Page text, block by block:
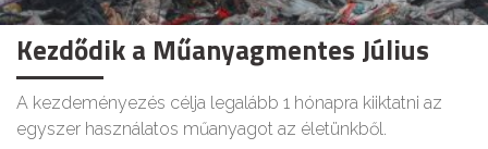
Kezdődik a Műanyagmentes Július
A kezdeményezés célja legalább 1 hónapra kiiktatni az
egyszer használatos műanyagot az életünkből.